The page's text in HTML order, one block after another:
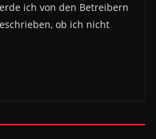
ich von den Betreibern
ob ich nicht